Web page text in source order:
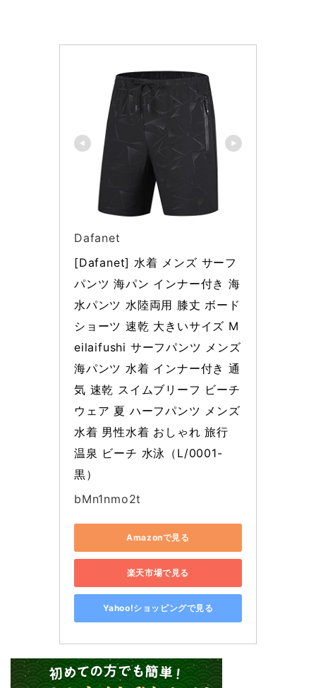
Dafanet
[Dafanet] 水着 メンズ サーフ
パンツ 海パン インナー付き 海
水パンツ 水陸両用 膝丈 ボード
ショーツ 速乾 大きいサイズ M
eilaifushi サーフパンツ メンズ
海パンツ 水着 インナー付き 通
気 速乾 スイムブリーフ ビーチ
ウェア 夏 ハーフパンツ メンズ
水着 男性水着 おしゃれ 旅行
温泉 ビーチ 水泳（L/0001-
黒）
bMn1nmo2t
Amazonで見る
楽天市場で見る
Yahoo!ショッピングで見る